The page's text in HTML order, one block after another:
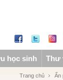
học sinh Thư
Trang chủ Ấn